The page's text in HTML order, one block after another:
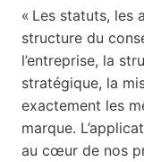
« Les statuts, les
structure du
l’entreprise, la
stratégique, la
exactement les
marque.
au cœur de nos